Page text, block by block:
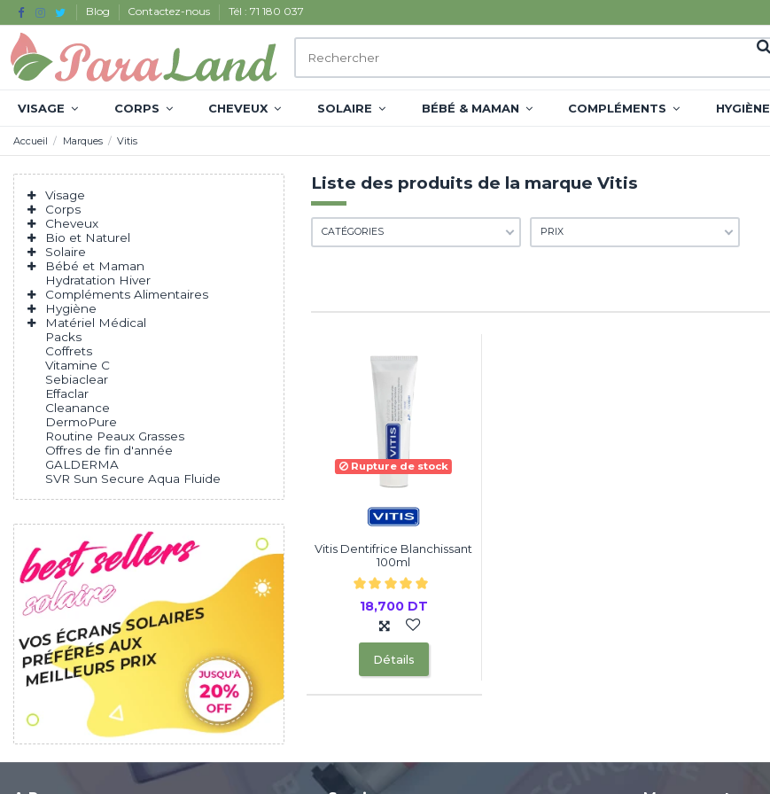
Blog Contactez-nous Tél : 71 180 037
VISAGE CORPS CHEVEUX SOLAIRE BÉBÉ & MAMAN COMPLÉMENTS HYGIÈNE
Accueil Marques Vitis
Visage
Corps
Cheveux
Bio et Naturel
Solaire
Bébé et Maman
Hydratation Hiver
Compléments Alimentaires
Hygiène
Matériel Médical
Packs
Coffrets
Vitamine C
Sebiaclear
Effaclar
Cleanance
DermoPure
Routine Peaux Grasses
Offres de fin d'année
GALDERMA
SVR Sun Secure Aqua Fluide
Liste des produits de la marque Vitis
CATÉGORIES PRIX
Rupture de stock
Vitis Dentifrice Blanchissant
100ml
18,700 DT
Détails